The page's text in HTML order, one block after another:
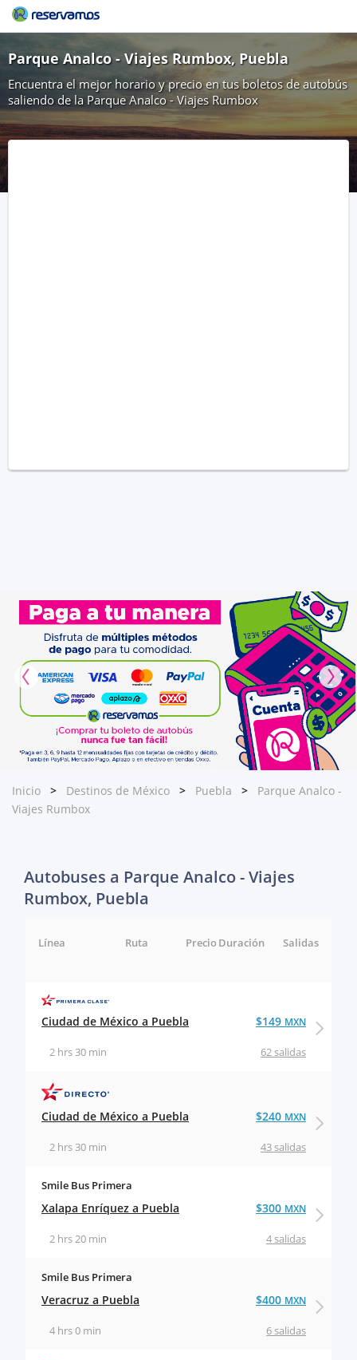
Parque Analco - Viajes Rumbox, Puebla
Encuentra el mejor horario y precio en tus boletos de autobús
saliendo de la Parque Analco - Viajes Rumbox
Inicio Destinos de México Puebla
Parque Analco -
Viajes Rumbox
Autobuses a Parque Analco - Viajes
Rumbox, Puebla
Línea Ruta Salidas
Duración
Precio
Ciudad de México a Puebla
62 salidas
2 hrs 30 min
$149 MXN
Ciudad de México a Puebla
43 salidas
2 hrs 30 min
$240 MXN
Smile Bus Primera
Xalapa Enríquez a Puebla
4 salidas
2 hrs 20 min
$300 MXN
Smile Bus Primera
Veracruz a Puebla
6 salidas
4 hrs 0 min
$400 MXN